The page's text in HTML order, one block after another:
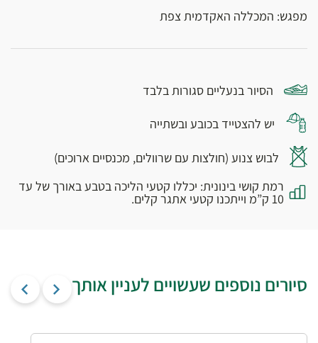
מפגש: המכללה האקדמית צפת
הסיור בנעליים סגורות בלבד
יש להצטייד בכובע ובשתייה
לבוש צנוע (חולצות עם שרוולים, מכנסיים ארוכים)
רמת קושי בינונית: יכללו קטעי הליכה בטבע באורך של עד
10 ק”מ וייתכנו קטעי אתגר קלים.
סיורים נוספים שעשויים לעניין אותך